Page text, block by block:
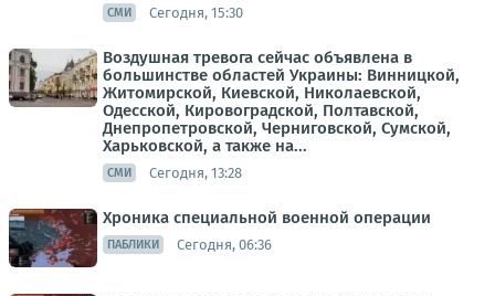
СМИ Сегодня, 15:30
Воздушная тревога сейчас объявлена в
большинстве областей Украины: Винницкой,
Житомирской, Киевской, Николаевской,
Одесской, Кировоградской, Полтавской,
Днепропетровской, Черниговской, Сумской,
Харьковской, а также на...
СМИ Сегодня, 13:28
Хроника специальной военной операции
ПАБЛИКИ Сегодня, 06:36